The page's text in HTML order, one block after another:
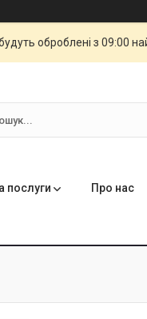
оброблені з 09:00
послуги Про нас